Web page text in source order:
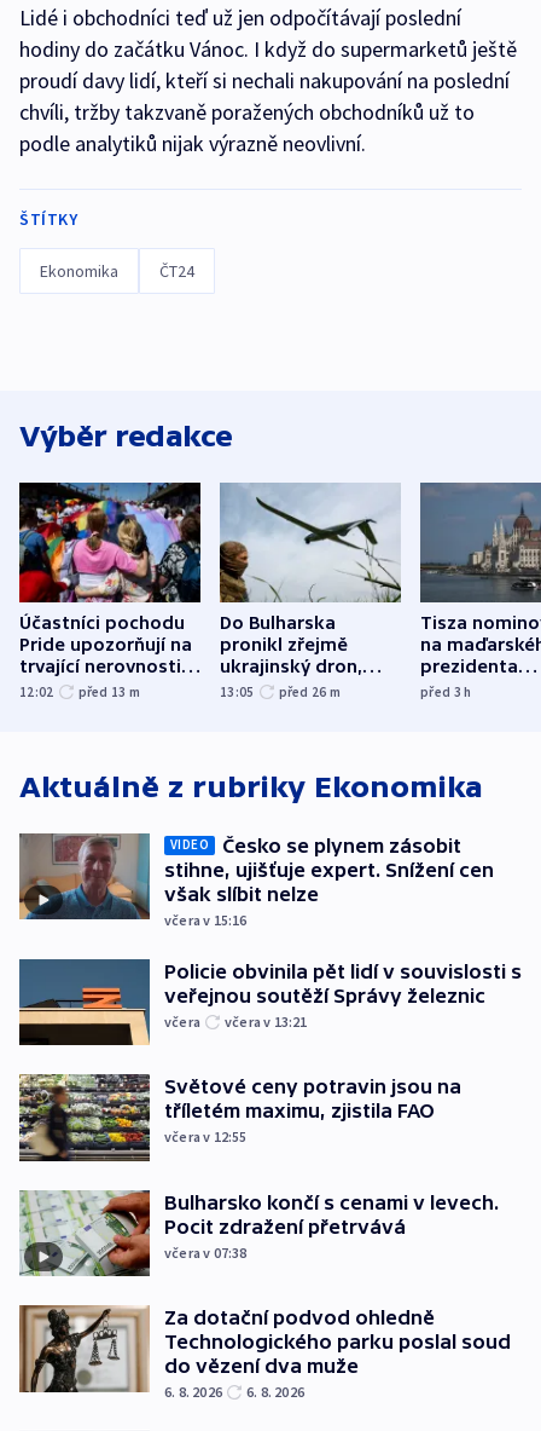
Lidé i obchodníci teď už jen odpočítávají poslední
hodiny do začátku Vánoc. I když do supermarketů ještě
proudí davy lidí, kteří si nechali nakupování na poslední
chvíli, tržby takzvaně poražených obchodníků už to
podle analytiků nijak výrazně neovlivní.
ŠTÍTKY
Ekonomika ČT24
Výběr redakce
Účastníci pochodu
Pride upozorňují na
trvající nerovnosti i
společenskou
12:02 před 13 m
Do Bulharska
pronikl zřejmě
ukrajinský dron,
explodoval kilometr
13:05 před 26 m
Tisza
na
prezidenta
bývalého
před 3h
Aktuálně z rubriky Ekonomika
VIDEO
Česko se plynem zásobit
stihne, ujišťuje expert. Snížení cen
však slíbit nelze
včera v 15:16
Policie obvinila pět lidí v souvislosti s
veřejnou soutěží Správy železnic
včera včera v 13:21
Světové ceny potravin jsou na
tříletém maximu, zjistila FAO
včera v 12:55
Bulharsko končí s cenami v levech.
Pocit zdražení přetrvává
včera v 07:38
Za dotační podvod ohledně
Technologického parku poslal soud
do vězení dva muže
6. 8. 2026 6. 8. 2026